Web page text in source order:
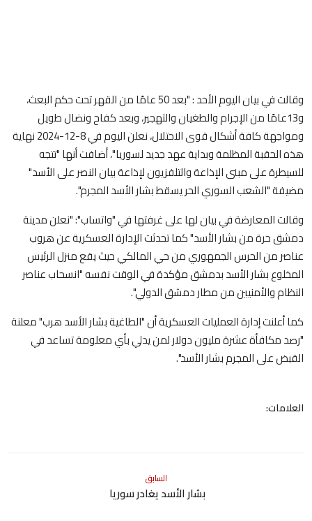
وقالت في بيان اليوم الأحد : "بعد 50 عامًا من القهر تحت حكم البعث،
و13عامًا من الإجرام والطغيان والتهجير، وبعد كفاح ونضال طويل
ومواجهة كافة أشكال قوى الاحتلال، نعلن اليوم في 8-12-2024 نهاية
هذه الحقبة المظلمة وبداية عهد جديد لسوريا"، أضافت أنها "تتجه
للسيطرة على مبنى الإذاعة والتلفزيون لإذاعة بيان النصر على الأسد"
مضيفة "الشعب السوري الحر يسقط بشار الأسد المجرم".
وقالت المعارضة في بيان لها على غرفتها في "واتساب": "نعلن مدينة
دمشق حرة من بشار الأسد" كما تحدثت الإدارة العسكرية عن هروب
عناصر من الحرس الجمهوري من حي المالكي حيث يقع منزل الرئيس
المخلوع بشار الأسد بدمشق مؤكدة في الوقت نفسه "انسحاب عناصر
النظام والأمنيين من مطار دمشق الدولي".
كما أعلنت إدارة العمليات العسكرية أن "الطاغية بشار الأسد هرب" معلنة
"رصد مكافأة عشرة مليون دولار لمن يدلي بأي معلومة تساعد في
القبض على المجرم بشار الأسد".
العلامات:
السابق
بشار الأسد يغادر سوريا